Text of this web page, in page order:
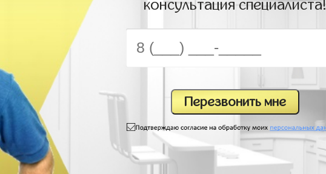
консультация специалиста!